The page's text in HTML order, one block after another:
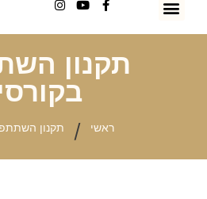
תקנון
ראשי / תקנון